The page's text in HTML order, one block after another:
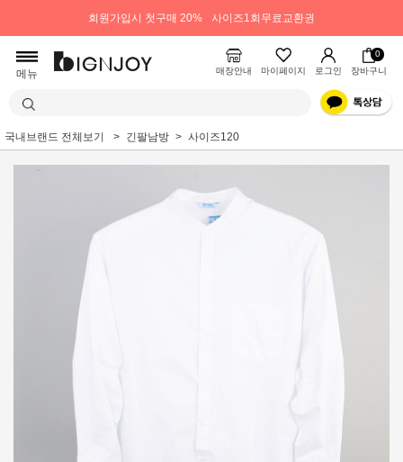
회원가입시 첫구매 20% 사이즈1회무료교환권
메뉴 매장안내 마이페이지 로그인
0
장바구니
국내브랜드 전체보기 긴팔남방 사이즈120